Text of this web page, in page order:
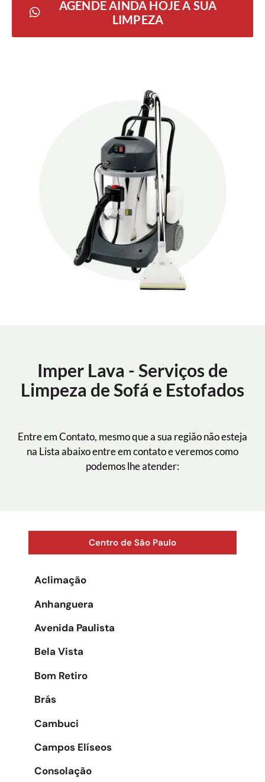
AGENDE AINDA HOJE A SUA
LIMPEZA
Imper Lava - Serviços de
Limpeza de Sofá e Estofados
Entre em Contato, mesmo que a sua região não esteja
na Lista abaixo entre em contato e veremos como
podemos lhe atender:
Centro de São Paulo
Aclimação
Anhanguera
Avenida Paulista
Bela Vista
Bom Retiro
Brás
Cambuci
Campos Elíseos
Consolação